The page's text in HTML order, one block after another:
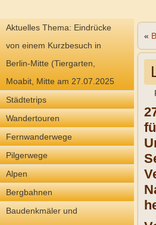
Aktuelles Thema: Eindrücke
von einem Kurzbesuch in
Berlin-Mitte (Tiergarten,
Moabit, Mitte am 27.07.2025
Städtetrips
Wandertouren
Fernwanderwege
Pilgerwege
Alpen
Bergbahnen
Baudenkmäler und
«